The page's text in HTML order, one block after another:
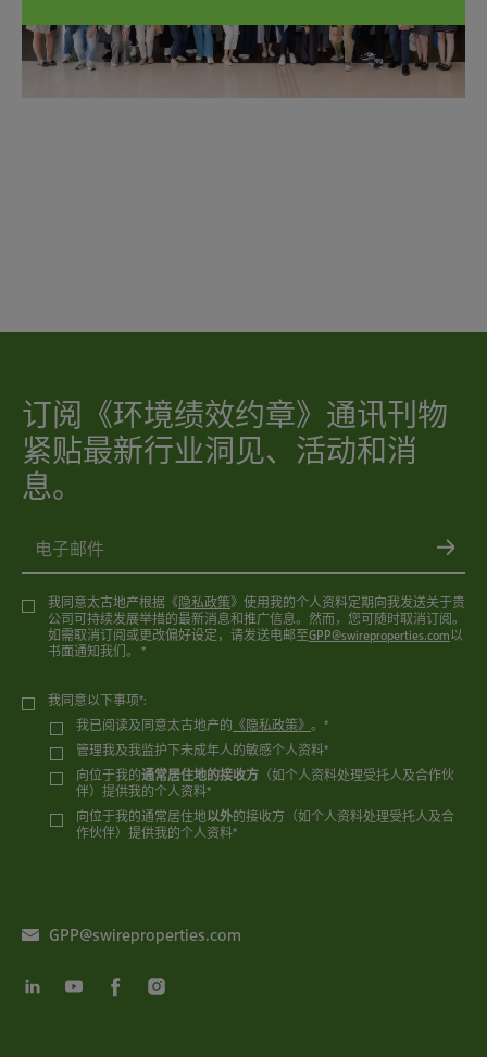
订阅《环境绩效约章》通讯刊物
紧贴最新行业洞见、活动和消
息。
电子邮件
我同意太古地产根据《隐私政策》使用我的个人资料定期向我发送关于贵
公司可持续发展举措的最新消息和推广信息。然而，您可随时取消订阅。
如需取消订阅或更改偏好设定，请发送电邮至GPP@swireproperties.com以
书面通知我们。 *
我同意以下事项*:
我已阅读及同意太古地产的 《隐私政策》 。*
管理我及我监护下未成年人的敏感个人资料*
向位于我的通常居住地的接收方 （如个人资料处理受托人及合作伙
伴）提供我的个人资料*
向位于我的通常居住地以外的接收方（如个人资料处理受托人及合
作伙伴）提供我的个人资料*
GPP@swireproperties.com
订阅或更改偏好设定，请发送电邮至
GPP@swireproperties.com
以书面通知我们。
我同意以下事项*:
我已阅读及同意太古地产的 《隐私政策》。*